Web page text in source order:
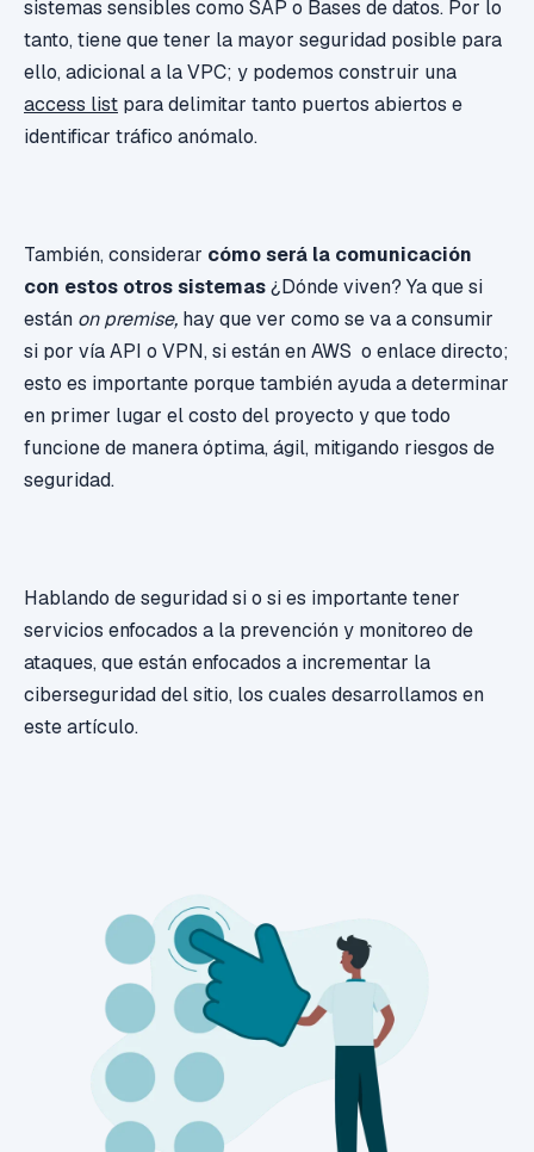
sistemas sensibles como SAP o Bases de datos. Por lo
tanto, tiene que tener la mayor seguridad posible para
ello, adicional a la VPC; y podemos construir una
access list para delimitar tanto puertos abiertos e
identificar tráfico anómalo.
También, considerar cómo será la comunicación
con estos otros sistemas¿Dónde viven? Ya que si
están on premise, hay que ver como se va a consumir
si por vía API o VPN, si están en AWS o enlace directo;
esto es importante porque también ayuda a determinar
en primer lugar el costo del proyecto y que todo
funcione de manera óptima, ágil, mitigando riesgos de
seguridad.
Hablando de seguridad si o si es importante tener
servicios enfocados a la prevención y monitoreo de
ataques, que están enfocados a incrementar la
ciberseguridad del sitio, los cuales desarrollamos en
este artículo.